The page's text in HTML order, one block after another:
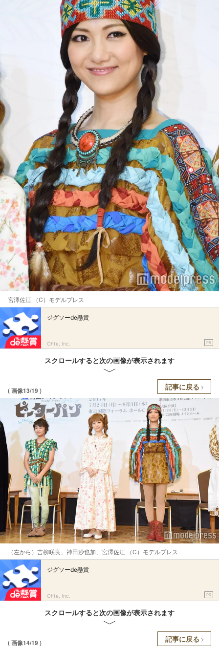
宮澤佐江 （C）モデルプレス
ジグソーde懸賞
Ohte, Inc. PR
スクロールすると次の画像が表示されます
( 画像13/19 ) 記事に戻る
（左から）吉柳咲良、神田沙也加、宮澤佐江 （C）モデルプレス
ジグソーde懸賞
Ohte, Inc. PR
スクロールすると次の画像が表示されます
( 画像14/19 ) 記事に戻る